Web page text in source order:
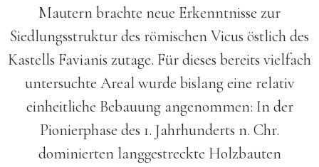
Mautern brachte neue Erkennt­nisse zur
Siedlungs­struktur des römischen Vicus östlich des
Kastells Favianis zutage. Für dieses bereits vielfach
unter­suchte Areal wurde bislang eine relativ
einheitliche Bebauung angenommen: In der
Pionier­phase des 1. Jahrhunderts n. Chr.
dominierten langgestreckte Holz­bauten